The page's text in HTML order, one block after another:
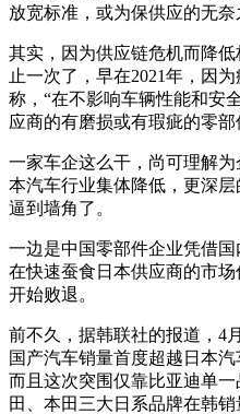
放宽标准，或为保供应的无奈
其实，因为供应链危机而降
止一次了，早在2021年，因
称，“在不影响车辆性能和安
应商的有磨损或有瑕疵的零部
一家车企这么干，尚可理解
本汽车行业集体降低，更深
逼到墙角了。
一边是中国零部件企业凭借
在快速蚕食日本供应商的市
开始败退。
前不久，据韩联社的报道，4
国产汽车销量首度超越日本
而且这次突围仅靠比亚迪单
田、本田三大日系品牌在韩销